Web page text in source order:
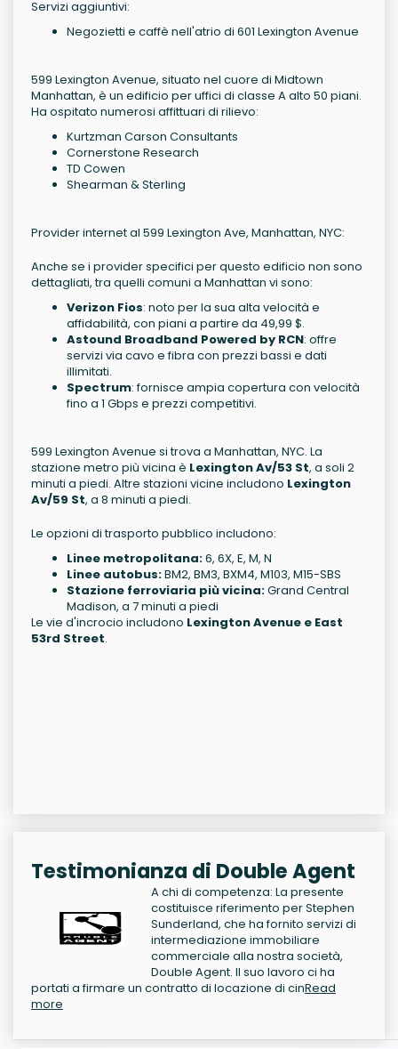
Servizi aggiuntivi:
Negozietti e caffè nell'atrio di 601 Lexington Avenue
599 Lexington Avenue, situato nel cuore di Midtown
Manhattan, è un edificio per uffici di classe A alto 50 piani.
Ha ospitato numerosi affittuari di rilievo:
Kurtzman Carson Consultants
Cornerstone Research
TD Cowen
Shearman & Sterling
Provider internet al 599 Lexington Ave, Manhattan, NYC:
Anche se i provider specifici per questo edificio non sono
dettagliati, tra quelli comuni a Manhattan vi sono:
Verizon Fios: noto per la sua alta velocità e
affidabilità, con piani a partire da 49,99 $.
Astound Broadband Powered by RCN: offre
servizi via cavo e fibra con prezzi bassi e dati
illimitati.
Spectrum: fornisce ampia copertura con velocità
fino a 1 Gbps e prezzi competitivi.
599 Lexington Avenue si trova a Manhattan, NYC. La
stazione metro più vicina è Lexington Av/53 St, a soli 2
minuti a piedi. Altre stazioni vicine includono Lexington
Av/59 St, a 8 minuti a piedi.
Le opzioni di trasporto pubblico includono:
Linee metropolitana:6, 6X, E, M, N
Linee autobus:BM2, BM3, BXM4, M103, M15-SBS
Stazione ferroviaria più vicina:Grand Central
Madison, a 7 minuti a piedi
Le vie d'incrocio includono Lexington Avenue e East
53rd Street.
Testimonianza di Double Agent
A chi di competenza: La presente
costituisce riferimento per Stephen
Sunderland, che ha fornito servizi di
intermediazione immobiliare
commerciale alla nostra società,
Double Agent. Il suo lavoro ci ha
portati a firmare un contratto di locazione di cinRead
more